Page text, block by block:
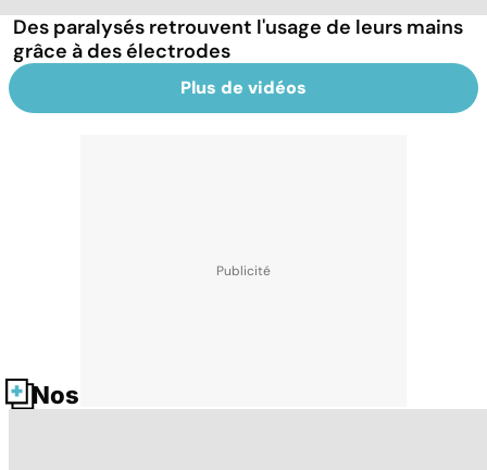
Des paralysés retrouvent l'usage de leurs mains
grâce à des électrodes
Plus de vidéos
Nos fiches santé